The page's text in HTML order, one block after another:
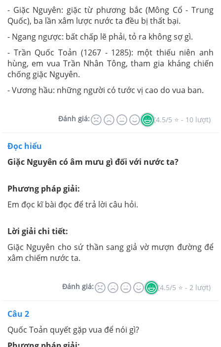
- Giặc Nguyên: giặc từ phương bắc (Mông Cổ - Trung
Quốc), ba lần xâm lược nước ta đều bị thất bại.
- Ngang ngược: bất chấp lẽ phải, tỏ ra không sợ gì.
- Trần Quốc Toản (1267 - 1285): một thiếu niên anh
hùng, em vua Trần Nhân Tông, tham gia kháng chiến
chống giặc Nguyên.
- Vương hầu: những người có tước vị cao do vua ban.
Đánh giá: (4.5/5 ⭐ - 10 lượt)
Đọc hiểu
Giặc Nguyên có âm mưu gì đối với nước ta?
Phương pháp giải:
Em đọc kĩ bài đọc để trả lời câu hỏi.
Lời giải chi tiết:
Giặc Nguyên cho sứ thần sang giả vờ mượn đường để
xâm chiếm nước ta.
Đánh giá: (4.5/5 ⭐ - 2 lượt)
Câu 2
Quốc Toản quyết gặp vua để nói gì?